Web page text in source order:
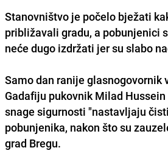
Stanovništvo je počelo bježati
približavali gradu, a pobunjenici
neće dugo izdržati jer su slabo
Samo dan ranije glasnogovornik
Gadafiju pukovnik Milad
snage sigurnosti "nastavljaju
pobunjenika, nakon što su
grad Bregu.